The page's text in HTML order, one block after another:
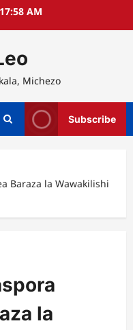
AM
Michezo
Subscribe
Baraza la Wawakilishi
la